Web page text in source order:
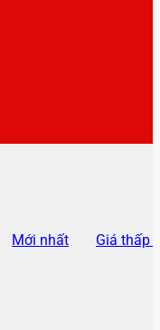
Mới nhất Giá thấp